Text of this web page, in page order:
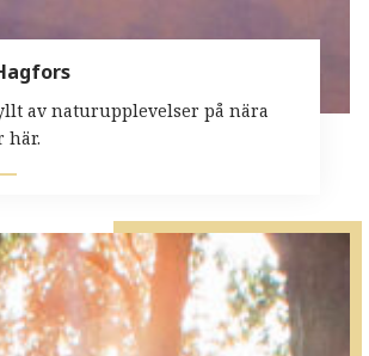
av naturupplevelser på nära
här.